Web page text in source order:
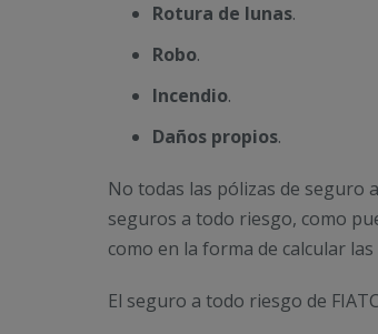
Rotura de lunas.
Robo.
Incendio.
Daños propios.
No todas las pólizas de seguro
seguros a todo riesgo, como
como en la forma de calcular
El seguro a todo riesgo de